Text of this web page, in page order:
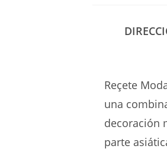
Reçete
una
decoración
parte